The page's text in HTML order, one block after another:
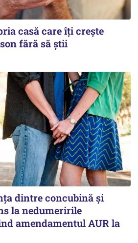
casă care îți crește
fără să știi
dintre concubină și
la nedumeririle
amendamentul AUR la